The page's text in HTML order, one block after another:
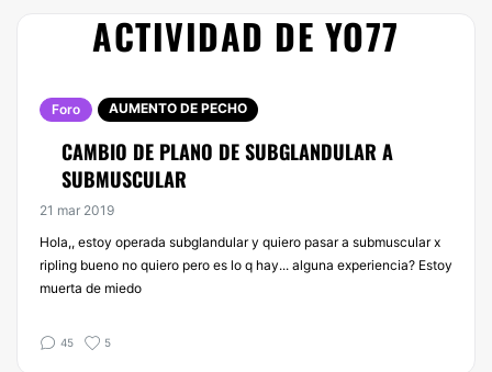
ACTIVIDAD DE YO77
Foro AUMENTO DE PECHO
CAMBIO DE PLANO DE SUBGLANDULAR A
SUBMUSCULAR
21 mar 2019
Hola,, estoy operada subglandular y quiero pasar a submuscular x
ripling bueno no quiero pero es lo q hay... alguna experiencia? Estoy
muerta de miedo
45 5